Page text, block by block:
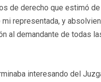
de derecho que estimó
representada, y
al demandante de todas
interesando del